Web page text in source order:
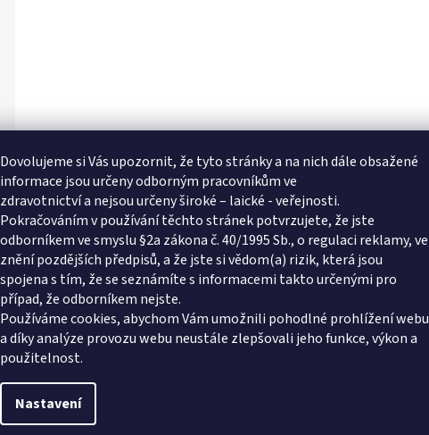
Dovolujeme si Vás upozornit, že tyto stránky a na nich dále obsažené
informace jsou určeny odborným pracovníkům ve
zdravotnictví a nejsou určeny široké – laické - veřejnosti.
Pokračováním v používání těchto stránek potvrzujete, že jste
odborníkem ve smyslu §2a zákona č. 40/1995 Sb., o regulaci reklamy, ve
znění pozdějších předpisů, a že jste si vědom(a) rizik, která jsou
spojena s tím, že se seznámíte s informacemi takto určenými pro
případ, že odborníkem nejste.
Používáme cookies, abychom Vám umožnili pohodlné prohlížení webu
a díky analýze provozu webu neustále zlepšovali jeho funkce, výkon a
použitelnost.
Nastavení
Informace pro vás
Obchodní podmínky
GDPR
Vrácení zboží a peněz
práva vyhrazena.